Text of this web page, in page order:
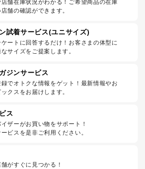
舗在庫状況がわかる！ご希望商品の在庫
舗の確認ができます。
試着サービス(ユニサイズ)
ートに回答するだけ！お客さまの体型に
サイズをご提案します。
ジンサービス
録でオトクな情報をゲット！最新情報やお
クスをお届けします。
ス
ザーがお買い物をサポート！
ビスを是非ご利用ください。
がすぐに見つかる！